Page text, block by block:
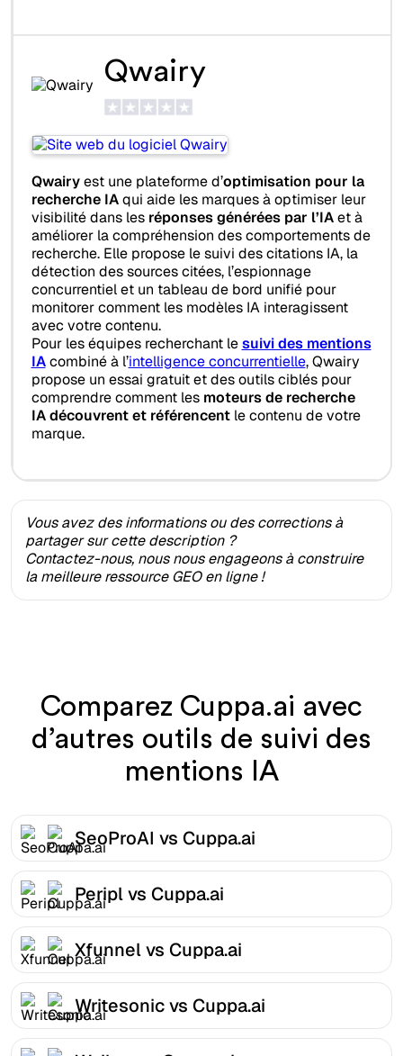
Qwairy
Qwairyest une plateforme d’optimisation pour la
recherche IAqui aide les marques à optimiser leur
visibilité dans les réponses générées par l’IAet à
améliorer la compréhension des comportements de
recherche. Elle propose le suivi des citations IA, la
détection des sources citées, l’espionnage
concurrentiel et un tableau de bord unifié pour
monitorer comment les modèles IA interagissent
avec votre contenu.
Pour les équipes recherchant lesuivi des mentions
IAcombiné à l’intelligence concurrentielle, Qwairy
propose un essai gratuit et des outils ciblés pour
comprendre comment les moteurs de recherche
IA découvrent et référencentle contenu de votre
marque.
Vous avez des informations ou des corrections à
partager sur cette description ?
Contactez-nous, nous nous engageons à construire
la meilleure ressource GEO en ligne !
Comparez Cuppa.ai avec
d’autres outils de suivi des
mentions IA
SeoProAI vs Cuppa.ai
Peripl vs Cuppa.ai
Xfunnel vs Cuppa.ai
Writesonic vs Cuppa.ai